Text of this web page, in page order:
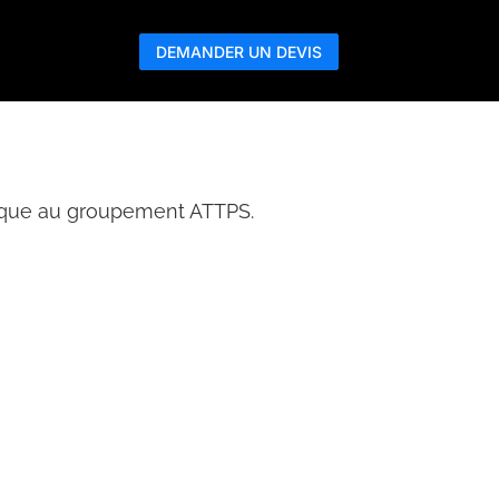
DEMANDER UN DEVIS
au groupement ATTPS.